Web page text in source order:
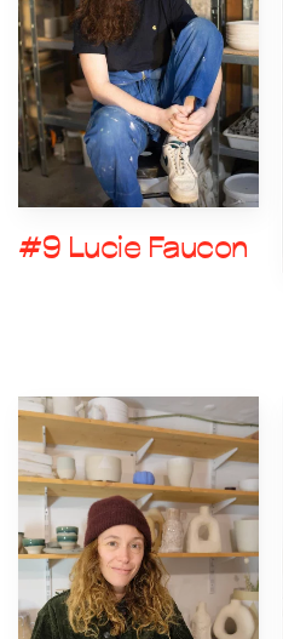
#9 Lucie Faucon